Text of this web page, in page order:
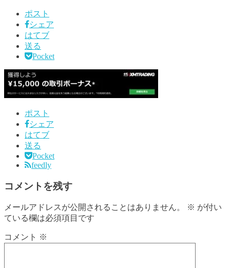
ポスト
シェア
はてブ
送る
Pocket
ポスト
シェア
はてブ
送る
Pocket
feedly
コメントを残す
メールアドレスが公開されることはありません。 ※ が付い
ている欄は必須項目です
コメント ※